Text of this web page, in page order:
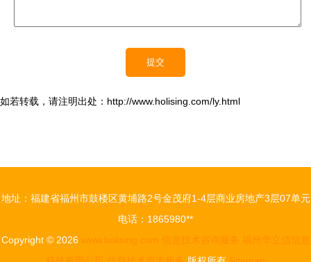
如若转载，请注明出处：http://www.holising.com/ly.html
地址：福建省福州市鼓楼区黄埔路2号金茂府1-4层商业房地产3层07单元
电话：1865980**
Copyright © 2026 www.holising.com 信息技术咨询服务 福州华立信信息